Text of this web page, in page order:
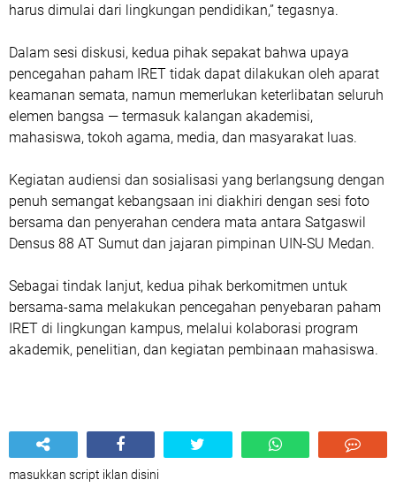
harus dimulai dari lingkungan pendidikan,” tegasnya.
Dalam sesi diskusi, kedua pihak sepakat bahwa upaya
pencegahan paham IRET tidak dapat dilakukan oleh aparat
keamanan semata, namun memerlukan keterlibatan seluruh
elemen bangsa — termasuk kalangan akademisi,
mahasiswa, tokoh agama, media, dan masyarakat luas.
Kegiatan audiensi dan sosialisasi yang berlangsung dengan
penuh semangat kebangsaan ini diakhiri dengan sesi foto
bersama dan penyerahan cendera mata antara Satgaswil
Densus 88 AT Sumut dan jajaran pimpinan UIN-SU Medan.
Sebagai tindak lanjut, kedua pihak berkomitmen untuk
bersama-sama melakukan pencegahan penyebaran paham
IRET di lingkungan kampus, melalui kolaborasi program
akademik, penelitian, dan kegiatan pembinaan mahasiswa.
masukkan script iklan disini